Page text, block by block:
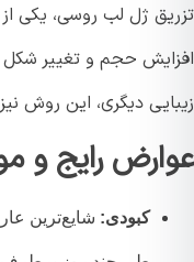
ژل لب روسی، یکی از
حجم و تغییر شکل
دیگری، این روش نیز
رایج و
کبودی:شایع‌ترین